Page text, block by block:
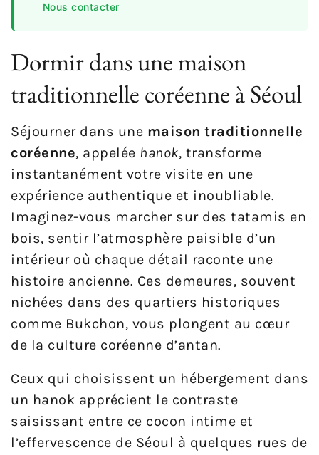
Nous contacter
Dormir dans une maison
traditionnelle coréenne à Séoul
Séjourner dans une maison traditionnelle
coréenne, appelée hanok, transforme
instantanément votre visite en une
expérience authentique et inoubliable.
Imaginez-vous marcher sur des tatamis en
bois, sentir l’atmosphère paisible d’un
intérieur où chaque détail raconte une
histoire ancienne. Ces demeures, souvent
nichées dans des quartiers historiques
comme Bukchon, vous plongent au cœur
de la culture coréenne d’antan.
Ceux qui choisissent un hébergement dans
un hanok apprécient le contraste
saisissant entre ce cocon intime et
l’effervescence de Séoul à quelques rues de